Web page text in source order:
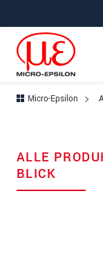
Micro-Epsilon
ALLE
BLICK